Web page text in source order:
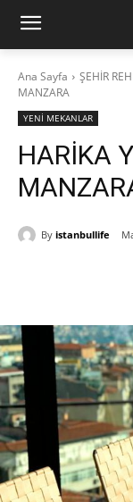
Ana Sayfa ŞEHİR
MANZARA
YENİ MEKANLAR
HARİKA
By istanbullife